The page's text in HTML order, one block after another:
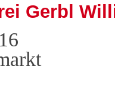
Gerbl